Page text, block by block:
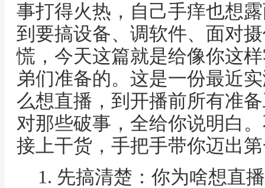
事打得火热，自己手痒也想
到要搞设备、调软件、面对
慌，今天这篇就是给像你这
弟们准备的。这是一份最近
么想直播，到开播前所有准
对那些破事，全给你说明白
接上干货，手把手带你迈出
1. 先搞清楚：你为啥想直